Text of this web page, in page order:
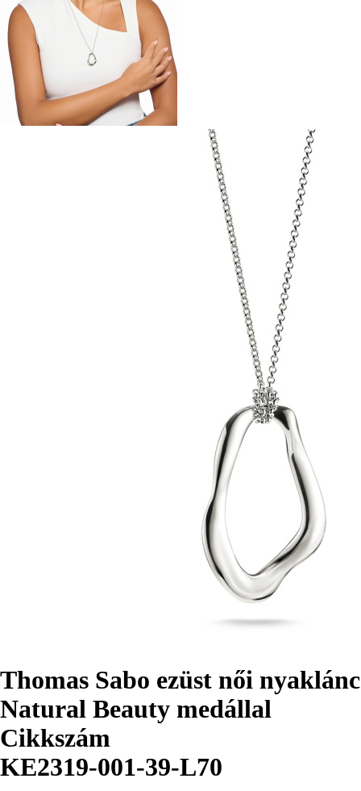
Thomas Sabo ezüst női nyaklánc
Natural Beauty medállal
Cikkszám
KE2319-001-39-L70